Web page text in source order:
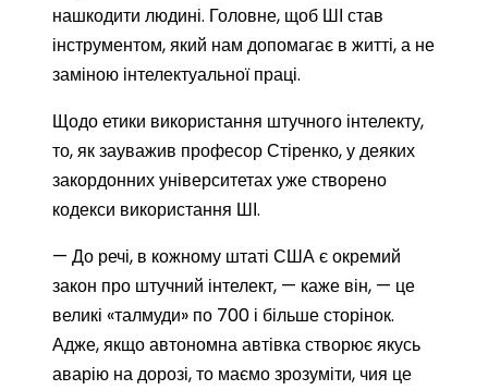
нашкодити людині. Головне, щоб ШІ став
інструментом, який нам допомагає в житті, а не
заміною інтелектуальної праці.
Щодо етики використання штучного інтелекту,
то, як зауважив професор Стіренко, у деяких
закордонних університетах уже створено
кодекси використання ШІ.
— До речі, в кожному штаті США є окремий
закон про штучний інтелект, — каже він, — це
великі «талмуди» по 700 і більше сторінок.
Адже, якщо автономна автівка створює якусь
аварію на дорозі, то маємо зрозуміти, чия це